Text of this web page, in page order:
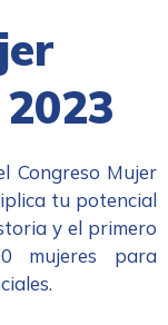
Congreso Mujer
tu potencial
y el primero
mujeres para